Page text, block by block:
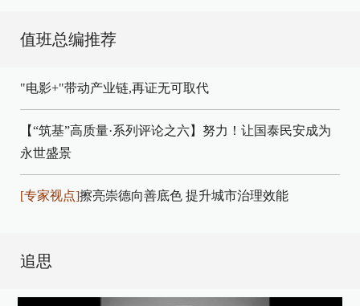
值班总编推荐
"电影+"带动产业链,再证无可取代
【“筑基”高质量·系列评论之六】努力！让国泰民安成为
永世盛景
[专家视点]擦亮崇德向善底色 提升城市治理效能
追思